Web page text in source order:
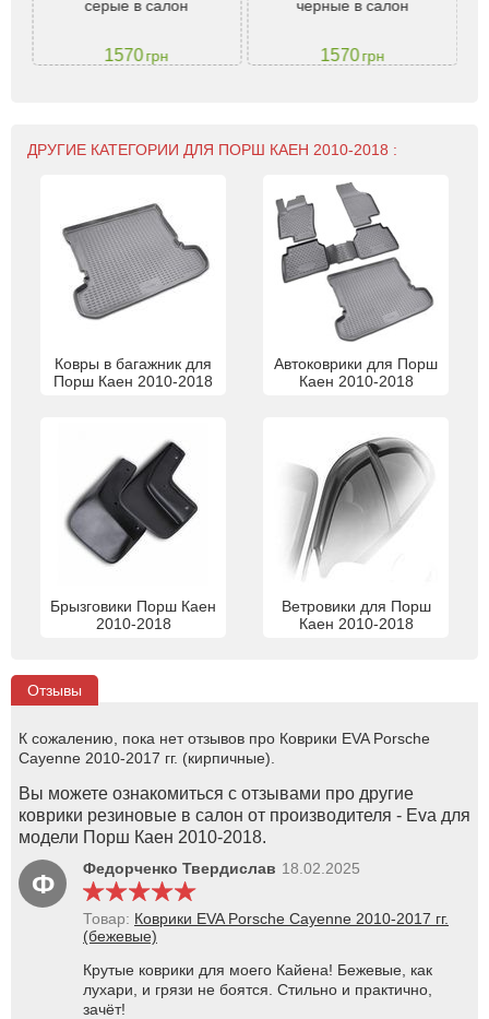
серые в салон
1570грн
черные в салон
1570грн
ДРУГИЕ КАТЕГОРИИ ДЛЯ ПОРШ КАЕН 2010-2018 :
Ковры в багажник для
Порш Каен 2010-2018
Автоковрики для Порш
Каен 2010-2018
Брызговики Порш Каен
2010-2018
Ветровики для Порш
Каен 2010-2018
Отзывы
К сожалению, пока нет отзывов про Коврики EVA Porsche
Cayenne 2010-2017 гг. (кирпичные).
Вы можете ознакомиться с отзывами про другие
коврики резиновые в салон от производителя - Eva для
модели Порш Каен 2010-2018.
Ф Федорченко Твердислав 18.02.2025
Товар: Коврики EVA Porsche Cayenne 2010-2017 гг.
(бежевые)
Крутые коврики для моего Кайена! Бежевые, как
лухари, и грязи не боятся. Стильно и практично,
зачёт!